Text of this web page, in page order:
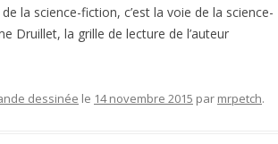
la science-fiction, c’est la voie de la science-
Druillet, la grille de lecture de l’auteur
dessinée le 14 novembre 2015 par mrpetch.